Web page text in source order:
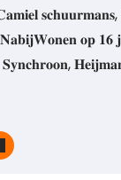
𝐬𝐜𝐡𝐮𝐮𝐫𝐦𝐚𝐧𝐬,
𝐍𝐚𝐛𝐢𝐣𝐖𝐨𝐧𝐞𝐧 𝐨𝐩